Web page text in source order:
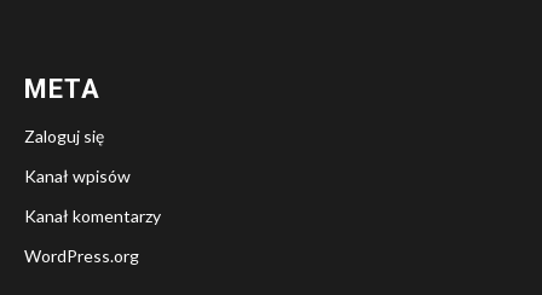
META
Zaloguj się
Kanał wpisów
Kanał komentarzy
WordPress.org